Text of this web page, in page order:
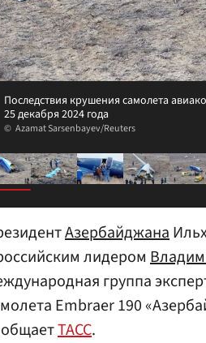
Последствия крушения самолета
25 декабря 2024 года
Azamat Sarsenbayev/Reuters
Азербайджана
лидером
группа
Embraer 190
ТАСС.